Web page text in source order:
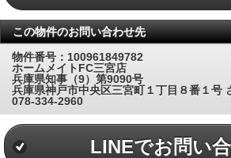
この物件のお問い合わせ先
物件番号：100961849782
ホームメイトFC三宮店
兵庫県知事（9）第9090号
兵庫県神戸市中央区三宮町１丁目８番１号
078-334-2960
LINEでお問い